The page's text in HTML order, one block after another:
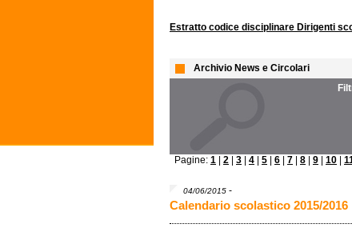
Estratto codice disciplinare Dirigenti
Archivio News e Circolari
Pagine: 1 2 3 4 5 6 7 8 9 10
04/06/2015 -
Calendario scolastico 2015/2016